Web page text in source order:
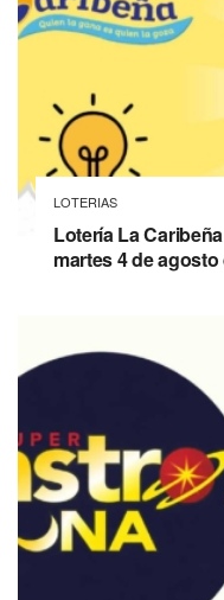
LOTERIAS
Lotería La
martes 4 de agosto